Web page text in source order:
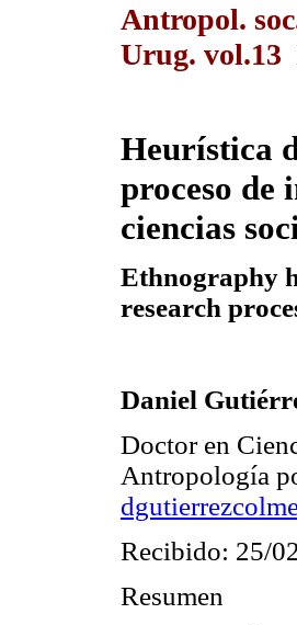
Antropol.
Urug. vol.13
Heurística
proceso de
ciencias
Ethnography
research
Daniel
Doctor en
Antropología
Recibido: 25/
Resumen